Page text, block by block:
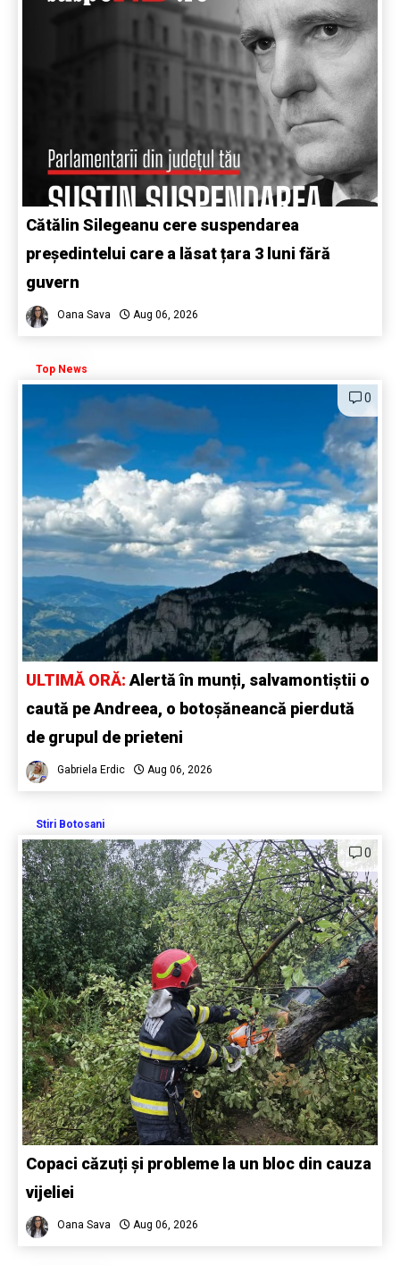
Cătălin Silegeanu cere suspendarea
președintelui care a lăsat țara 3 luni fără
guvern
Oana Sava Aug 06, 2026
Top News
0
ULTIMĂ ORĂ:Alertă în munți, salvamontiștii o
caută pe Andreea, o botoșăneancă pierdută
de grupul de prieteni
Gabriela Erdic Aug 06, 2026
Stiri Botosani
0
Copaci căzuți și probleme la un bloc din cauza
vijeliei
Oana Sava Aug 06, 2026